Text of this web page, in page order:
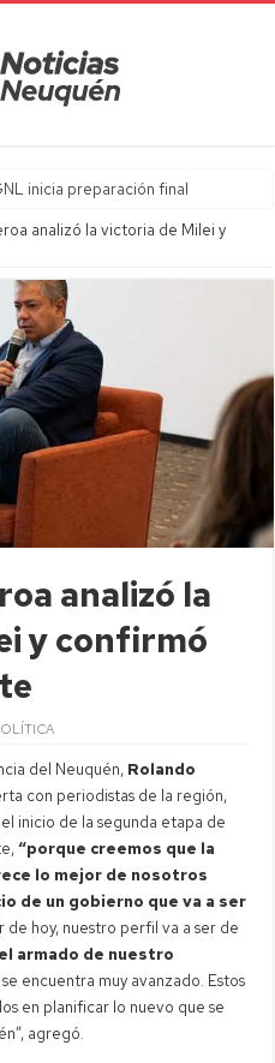
inicia preparación final
analizó la victoria de Milei y
analizó la
y confirmó
del Neuquén, Rolando
con periodistas de la región,
inicio de la segunda etapa de
“porque creemos que la
lo mejor de nosotros
de un gobierno que va a ser
de hoy, nuestro perfil va a ser de
armado de nuestro
se encuentra muy avanzado. Estos
en planificar lo nuevo que se
agregó.